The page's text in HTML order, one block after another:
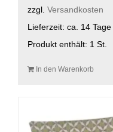
zzgl. Versandkosten
Lieferzeit: ca. 14 Tage
Produkt enthält: 1 St.
In den Warenkorb